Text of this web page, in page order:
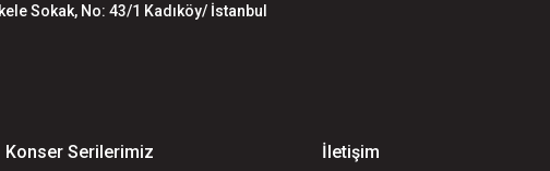
Sokak, No: 43/1 Kadıköy/ İstanbul
Konser Serilerimiz İletişim